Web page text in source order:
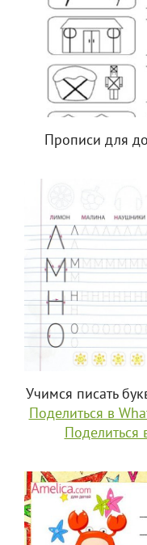
Прописи для
Учимся писать
Поделиться в
Поделиться